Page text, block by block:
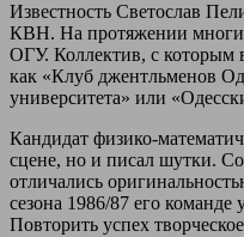
Известность Светослав
КВН. На протяжении
ОГУ. Коллектив, с которым
как «Клуб джентльменов
университета» или
Кандидат физико-
сцене, но и писал шутки.
отличались
сезона 1986/87 его команде
Повторить успех